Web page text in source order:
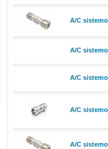
A/C
A/C
A/C
A/C
A/C